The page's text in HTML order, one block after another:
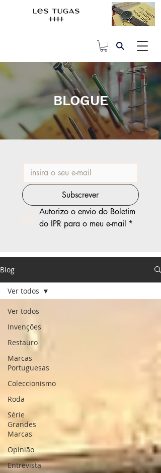
BLOGUE
Subscrever
Autorizo o envio do Boletim
do IPR para o meu e-mail *
Blog
Ver todos
Invenções
Restauro
Marcas
Portuguesas
Coleccionismo
Roda
Série
Grandes
Marcas
Opinião
Entrevista
Ver todos